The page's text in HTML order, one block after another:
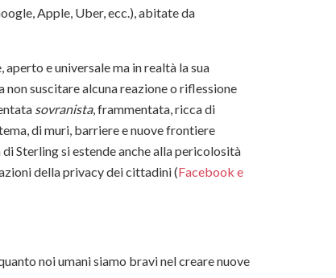
Apple, Uber, ecc.), abitate da
e universale ma in realtà la sua
suscitare alcuna reazione o riflessione
sovranista, frammentata, ricca di
di muri, barriere e nuove frontiere
Sterling si estende anche alla pericolosità
della privacy dei cittadini (Facebook e
noi umani siamo bravi nel creare nuove